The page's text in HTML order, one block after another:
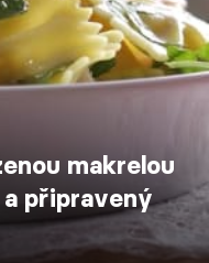
makrelou
připravený